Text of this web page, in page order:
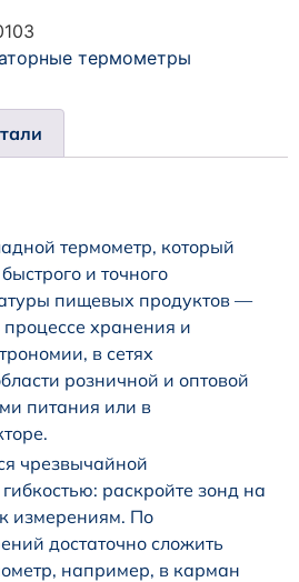
термометры
термометр, который
и точного
пищевых продуктов —
процессе хранения и
в сетях
розничной и оптовой
питания или в
чрезвычайной
раскройте зонд на
измерениям. По
достаточно сложить
например, в карман